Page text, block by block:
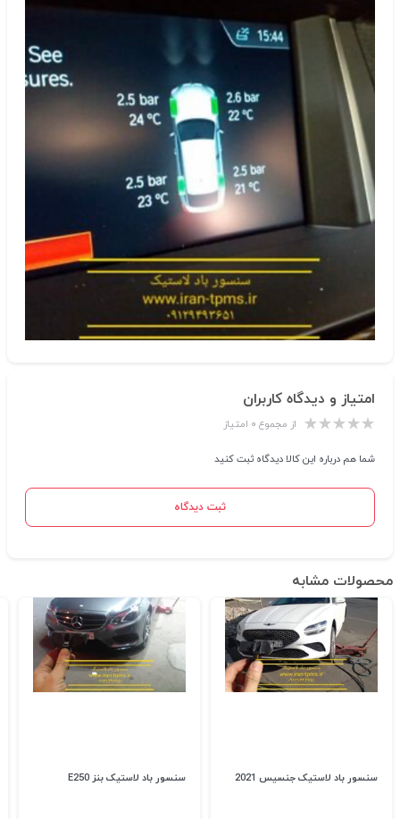
امتیاز و دیدگاه کاربران
از مجموع ۰ امتیاز
شما هم درباره این کالا دیدگاه ثبت کنید
ثبت دیدگاه
محصولات مشابه
سنسور باد لاستیک جنسیس 2021 سنسور باد لاستیک بنز E250